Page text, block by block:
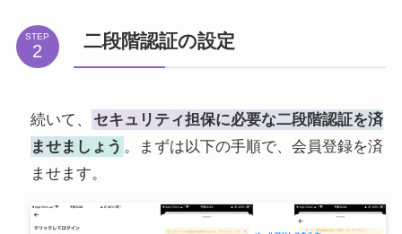
STEP 二段階認証の設定
続いて、
セキュリティ担保に必要な二段階認証を済
ませましょう 。まずは以下の手順で、会員登録を済
ませます。